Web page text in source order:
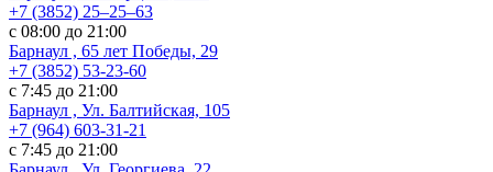
+7 (3852) 25‒25‒63
с 08:00 до 21:00
Барнаул , 65 лет Победы, 29
+7 (3852) 53-23-60
с 7:45 до 21:00
Барнаул , Ул. Балтийская, 105
+7 (964) 603-31-21
с 7:45 до 21:00